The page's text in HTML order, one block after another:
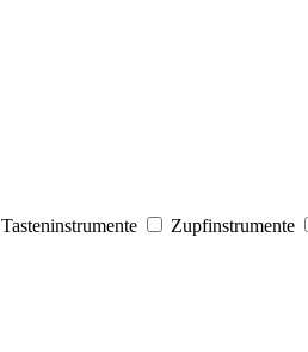
Tasteninstrumente Zupfinstrumente